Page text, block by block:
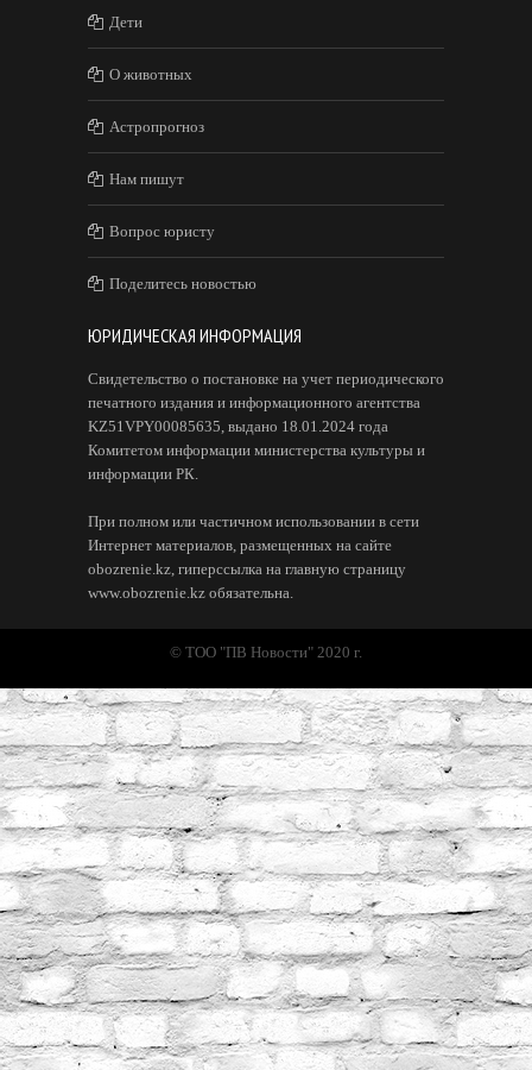
Дети
О животных
Астропрогноз
Нам пишут
Вопрос юристу
Поделитесь новостью
ЮРИДИЧЕСКАЯ ИНФОРМАЦИЯ
Свидетельство о постановке на учет периодического
печатного издания и информационного агентства
KZ51VPY00085635, выдано 18.01.2024 года
Комитетом информации министерства культуры и
информации РК.
При полном или частичном использовании в сети
Интернет материалов, размещенных на сайте
obozrenie.kz, гиперссылка на главную страницу
www.obozrenie.kz обязательна.
© ТОО "ПВ Новости" 2020 г.